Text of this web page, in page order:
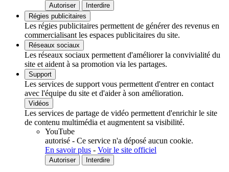
Autoriser
Interdire
Régies publicitaires
Les régies publicitaires permettent de générer des revenus en
commercialisant les espaces publicitaires du site.
Réseaux sociaux
Les réseaux sociaux permettent d'améliorer la convivialité du
site et aident à sa promotion via les partages.
Support
Les services de support vous permettent d'entrer en contact
avec l'équipe du site et d'aider à son amélioration.
Vidéos
Les services de partage de vidéo permettent d'enrichir le site
de contenu multimédia et augmentent sa visibilité.
YouTube
autorisé - Ce service n'a déposé aucun cookie.
En savoir plus - Voir le site officiel
Autoriser Interdire